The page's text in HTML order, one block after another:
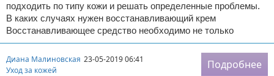
подходить по типу кожи и решать определенные проблемы.
В каких случаях нужен восстанавливающий крем
Восстанавливающее средство необходимо не только
Диана Малиновская 23-05-2019 06:41
Уход за кожей
Подробнее